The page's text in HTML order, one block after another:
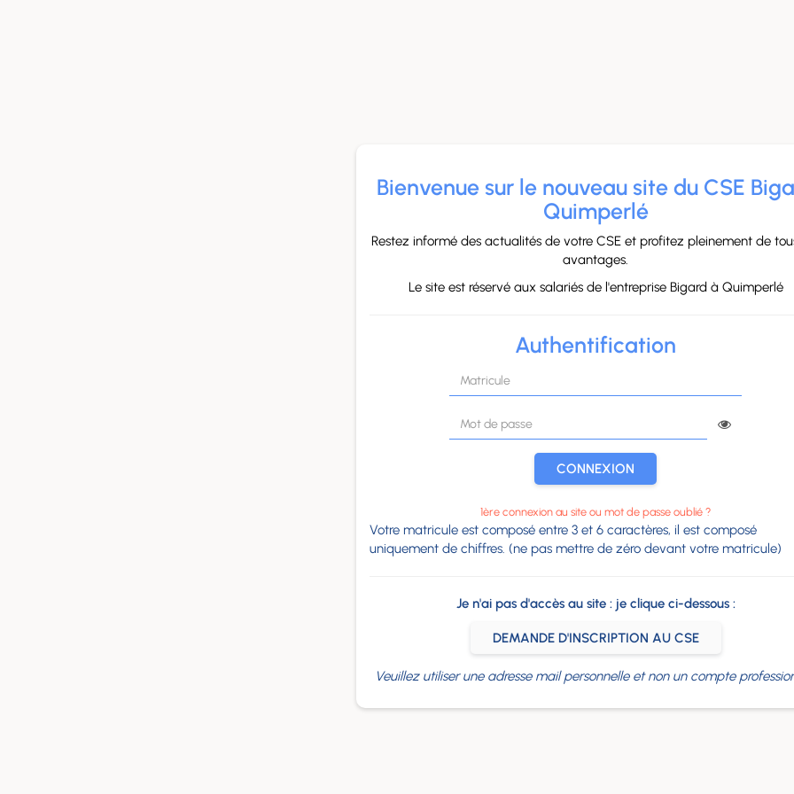
Bienvenue sur le nouveau site du CSE
Quimperlé
Restez informé des actualités de votre CSE et profitez pleinement de
avantages.
Le site est réservé aux salariés de l'entreprise Bigard à Quimperlé
Authentification
CONNEXION
1ère connexion au site ou mot de passe oublié ?
Votre matricule est composé entre 3 et 6 caractères, il est composé
uniquement de chiffres. (ne pas mettre de zéro devant votre matricule)
Je n'ai pas d'accès au site : je clique ci-dessous :
DEMANDE D'INSCRIPTION AU CSE
Veuillez utiliser une adresse mail personnelle et non un compte